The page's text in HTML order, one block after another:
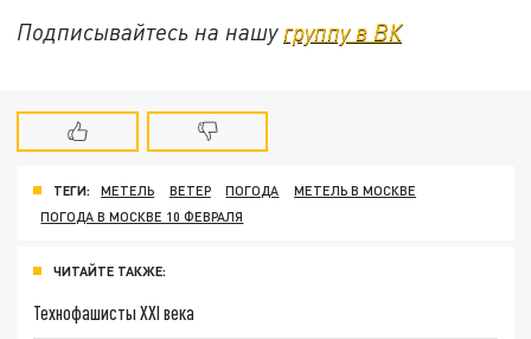
Подписывайтесь на нашу группу в ВК
ТЕГИ: МЕТЕЛЬ ВЕТЕР ПОГОДА
МЕТЕЛЬ В МОСКВЕ
ПОГОДА В МОСКВЕ 10 ФЕВРАЛЯ
ЧИТАЙТЕ ТАКЖЕ:
Технофашисты XXI века